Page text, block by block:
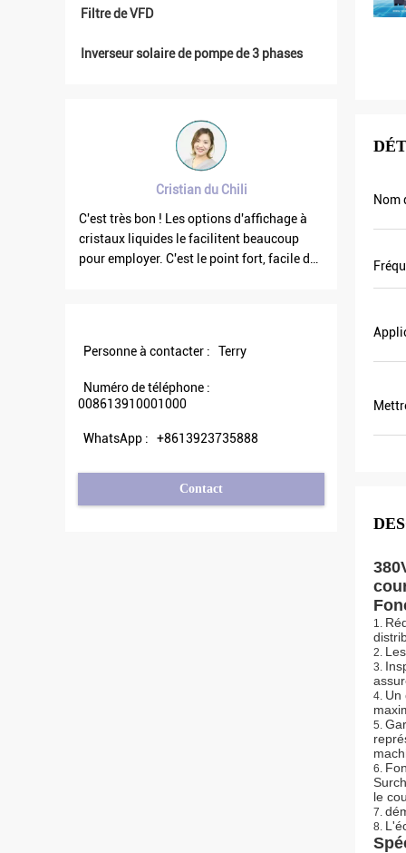
Filtre de VFD
Inverseur solaire de pompe de 3 phases
Brahim assad de Syrie
La fréquence de la sortie VFD500 est stable
quand les autres flottent. Également le
courant de sortie est inférieur d'autres,
agent
Personne à contacter : Terry
Numéro de téléphone :
008613910001000
WhatsApp : +8613923735888
Contact
Nom
1.
2.
3.
4. Un
5.
6.
le
7.
8.